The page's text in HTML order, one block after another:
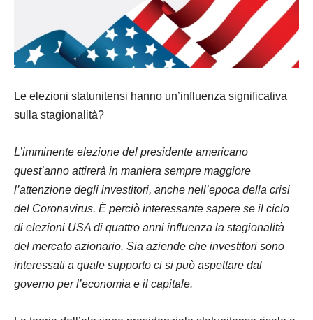
Le elezioni statunitensi hanno un’influenza significativa
sulla stagionalità?
L’imminente elezione del presidente americano
quest’anno attirerà in maniera sempre maggiore
l’attenzione degli investitori, anche nell’epoca della crisi
del Coronavirus. È perciò interessante sapere se il ciclo
di elezioni USA di quattro anni influenza la stagionalità
del mercato azionario. Sia aziende che investitori sono
interessati a quale supporto ci si può aspettare dal
governo per l’economia e il capitale.